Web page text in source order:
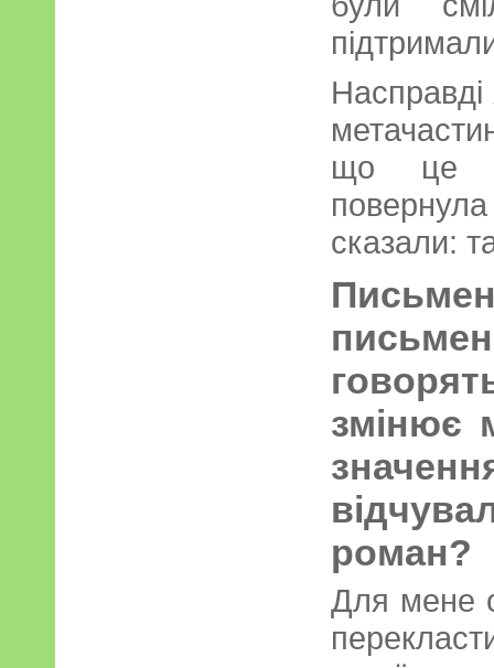
Насправді
що це
сказали:
змінює
роман?
Для мене